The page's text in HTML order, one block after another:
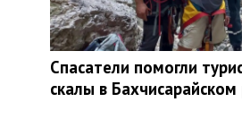
Спасатели помогли
скалы в Бахчисарайском